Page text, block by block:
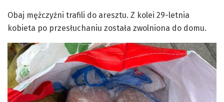
Obaj mężczyźni trafili do aresztu. Z kolei 29-letnia
kobieta po przesłuchaniu została zwolniona do domu.